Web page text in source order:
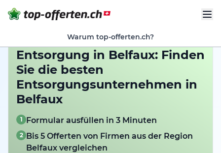
Warum top-offerten.ch?
Entsorgung in Belfaux: Finden
Sie die besten
Entsorgungsunternehmen in
Belfaux
1 Formular ausfüllen in 3 Minuten
2 Bis 5 Offerten von Firmen aus der Region
Belfaux vergleichen